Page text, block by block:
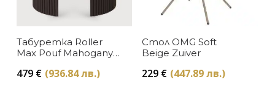
Сиво
Синьо
Черно
Табуретка Roller
Max Pouf Mahogany
479 € (936.84 лв.)
Стол OMG Soft
Beige Zuiver
229 € (447.89 лв.)